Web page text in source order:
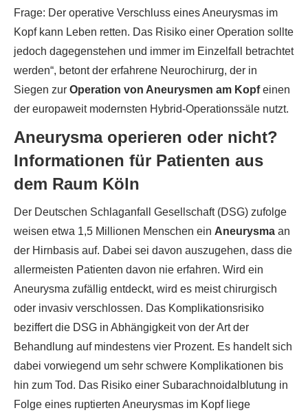
Frage: Der operative Verschluss eines Aneurysmas im
Kopf kann Leben retten. Das Risiko einer Operation sollte
jedoch dagegenstehen und immer im Einzelfall betrachtet
werden“, betont der erfahrene Neurochirurg, der in
Siegen zur Operation von Aneurysmen am Kopfeinen
der europaweit modernsten Hybrid-Operationssäle nutzt.
Aneurysma operieren oder nicht?
Informationen für Patienten aus
dem Raum Köln
Der Deutschen Schlaganfall Gesellschaft (DSG) zufolge
weisen etwa 1,5 Millionen Menschen ein Aneurysma an
der Hirnbasis auf. Dabei sei davon auszugehen, dass die
allermeisten Patienten davon nie erfahren. Wird ein
Aneurysma zufällig entdeckt, wird es meist chirurgisch
oder invasiv verschlossen. Das Komplikationsrisiko
beziffert die DSG in Abhängigkeit von der Art der
Behandlung auf mindestens vier Prozent. Es handelt sich
dabei vorwiegend um sehr schwere Komplikationen bis
hin zum Tod. Das Risiko einer Subarachnoidalblutung in
Folge eines ruptierten Aneurysmas im Kopf liege